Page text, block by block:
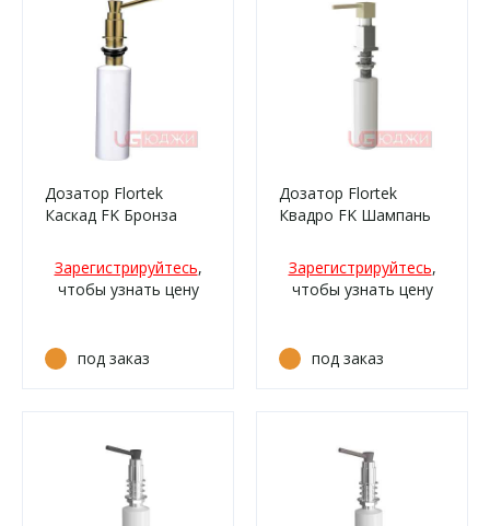
Дозатор Flortek
Каскад FK Бронза
Зарегистрируйтесь,
чтобы узнать цену
под заказ
Дозатор Flortek
Квадро FK Шампань
Зарегистрируйтесь,
чтобы узнать цену
под заказ